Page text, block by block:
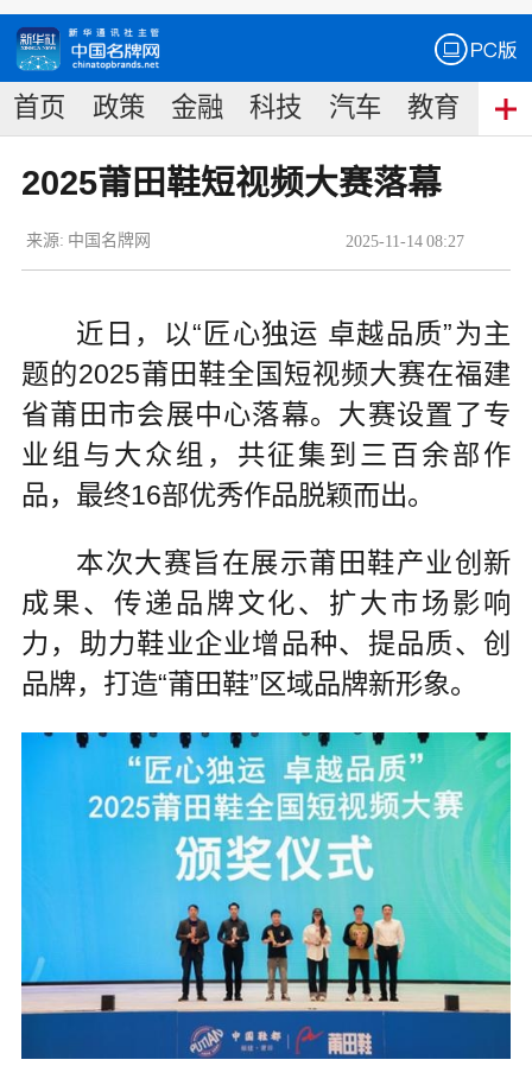
首页 政策 金融 科技 汽车 教育 食
2025莆田鞋短视频大赛落幕
2025-11-14 08:27
来源: 中国名牌网
近日，以“匠心独运 卓越品质”为主
题的2025莆田鞋全国短视频大赛在福建
省莆田市会展中心落幕。大赛设置了专
业组与大众组，共征集到三百余部作
品，最终16部优秀作品脱颖而出。
本次大赛旨在展示莆田鞋产业创新
成果、传递品牌文化、扩大市场影响
力，助力鞋业企业增品种、提品质、创
品牌，打造“莆田鞋”区域品牌新形象。